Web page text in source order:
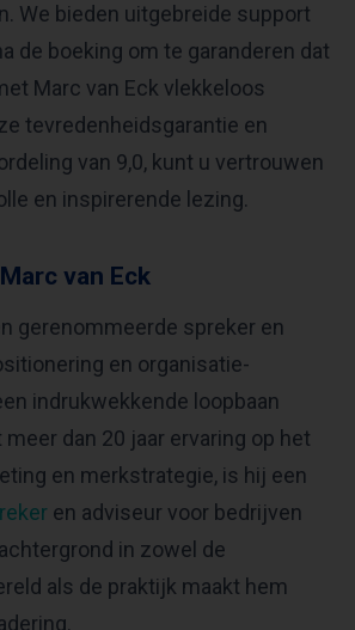
We bieden uitgebreide support
de boeking om te garanderen dat
Marc van Eck vlekkeloos
tevredenheidsgarantie en
van 9,0, kunt u vertrouwen
en inspirerende lezing.
van Eck
gerenommeerde spreker en
en organisatie-
indrukwekkende loopbaan
dan 20 jaar ervaring op het
en merkstrategie, is hij een
en adviseur voor bedrijven
in zowel de
als de praktijk maakt hem